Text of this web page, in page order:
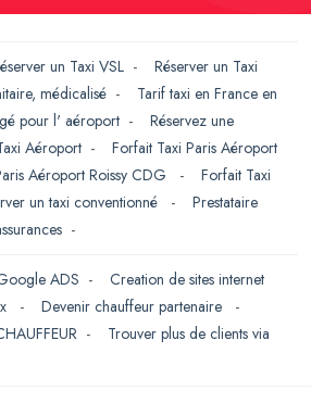
un Taxi VSL - Réserver un Taxi
médicalisé - Tarif taxi en France en
pour l' aéroport - Réservez une
Aéroport - Forfait Taxi Paris Aéroport
Aéroport Roissy CDG - Forfait Taxi
un taxi conventionné - Prestataire
-
ADS - Creation de sites internet
- Devenir chauffeur partenaire
-
- Trouver plus de clients via